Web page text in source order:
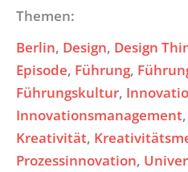
Themen:
Berlin, Design, Design
Episode, Führung,
Führungskultur,
Innovationsmanagement,
Kreativität,
Prozessinnovation,